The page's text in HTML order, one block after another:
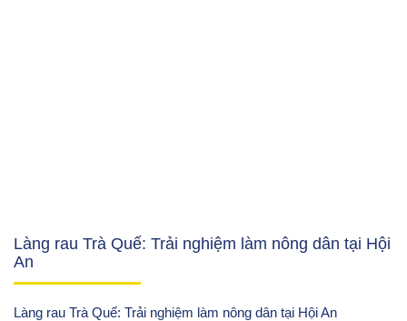
Làng rau Trà Quế: Trải nghiệm làm nông dân tại Hội
An
Làng rau Trà Quế: Trải nghiệm làm nông dân tại Hội An